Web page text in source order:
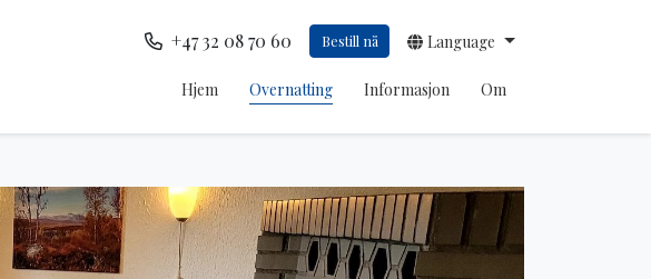
+47 32 08 70 60 Bestill nå Language
Hjem Overnatting Informasjon Om